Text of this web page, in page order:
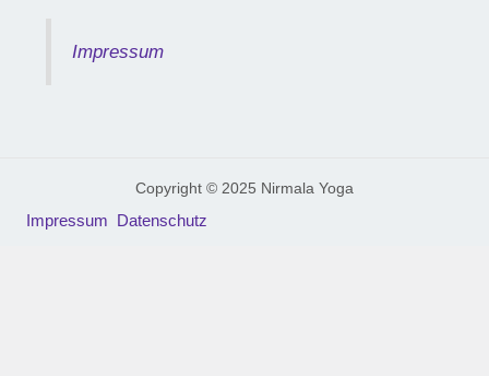
Impressum
Copyright © 2025 Nirmala Yoga
Impressum Datenschutz